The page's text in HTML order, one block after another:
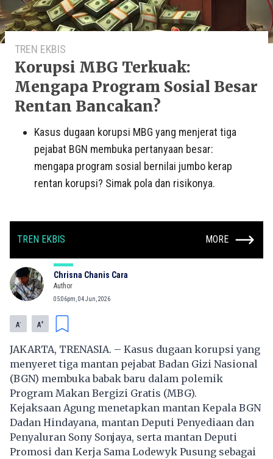
TREN EKBIS
Korupsi MBG Terkuak:
Mengapa Program Sosial Besar
Rentan Bancakan?
Kasus dugaan korupsi MBG yang menjerat tiga
pejabat BGN membuka pertanyaan besar:
mengapa program sosial bernilai jumbo kerap
rentan korupsi? Simak pola dan risikonya.
TREN EKBIS MORE
Chrisna Chanis Cara
Author
05:06pm, 04 Jun, 2026
A- A+
JAKARTA, TRENASIA. – Kasus dugaan korupsi yang
menyeret tiga mantan pejabat Badan Gizi Nasional
(BGN) membuka babak baru dalam polemik
Program Makan Bergizi Gratis (MBG).
Kejaksaan Agung menetapkan mantan Kepala BGN
Dadan Hindayana, mantan Deputi Penyediaan dan
Penyaluran Sony Sonjaya, serta mantan Deputi
Promosi dan Kerja Sama Lodewyk Pusung sebagai